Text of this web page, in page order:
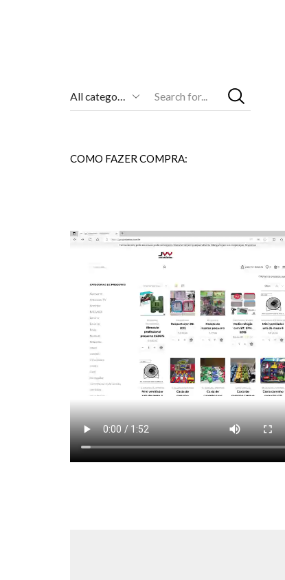
Entrada
COMO FAZER COMPRA: